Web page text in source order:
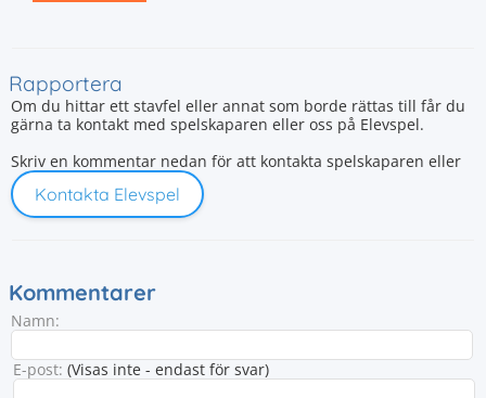
Rapportera
Om du hittar ett stavfel eller annat som borde rättas till får du
gärna ta kontakt med spelskaparen eller oss på Elevspel.
Skriv en kommentar nedan för att kontakta spelskaparen eller
Kontakta Elevspel
Kommentarer
Namn:
E-post: (Visas inte - endast för svar)